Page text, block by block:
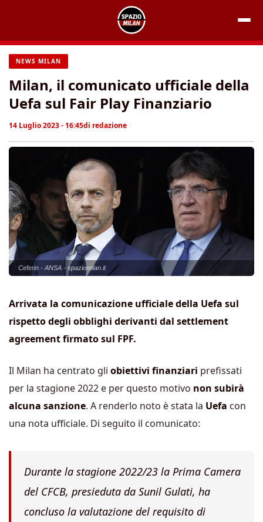
contenuto
NEWS MILAN
Milan, il comunicato ufficiale della
Uefa sul Fair Play Finanziario
14 Luglio 2023 - 16:45di redazione
Ceferin - ANSA - spaziomilan.it
Arrivata la comunicazione ufficiale della Uefa sul
rispetto degli obblighi derivanti dal settlement
agreement firmato sul FPF.
Il Milan ha centrato gli obiettivi finanziari prefissati
per la stagione 2022 e per questo motivo non subirà
alcuna sanzione. A renderlo noto è stata la Uefa con
una nota ufficiale. Di seguito il comunicato:
Durante la stagione 2022/23 la Prima Camera
del CFCB, presieduta da Sunil Gulati, ha
concluso la valutazione del requisito di